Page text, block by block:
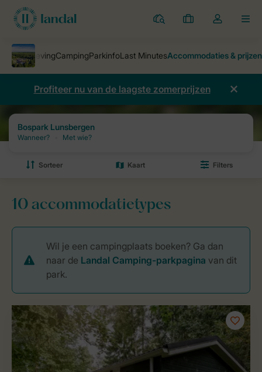
Parken
Mijn
Open
dropdown
mijn
account
Profiteer nu van de laagste zomerprijzen
Parken Bospark Lunsbergen